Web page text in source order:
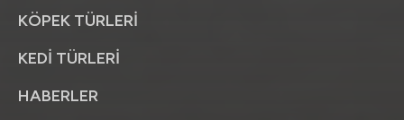
KÖPEK TÜRLERİ
KEDİ TÜRLERİ
HABERLER